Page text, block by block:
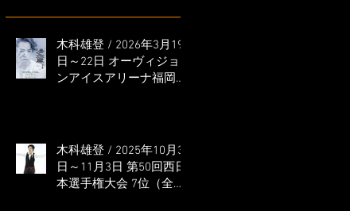
木科雄登 / 2026年3月19
日～22日 オーヴィジョ
ンアイスアリーナ福岡
木科雄登 / 2025年10月31
日～11月3日 第50回西日
本選手権大会 7位（全日